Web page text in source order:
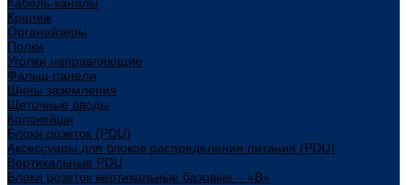
Крепеж
Органайзеры
Полки
Уголки направляющие
Фальш-панели
Шины заземления
Щеточные вводы
Колокейшн
Блоки розеток (PDU)
Аксессуары для блоков распределения питания (PDU)
Вертикальные PDU
Блоки розеток вертикальные базовые – «В»